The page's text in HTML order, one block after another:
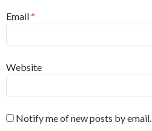
Email*
Website
Notify me of new posts by email.